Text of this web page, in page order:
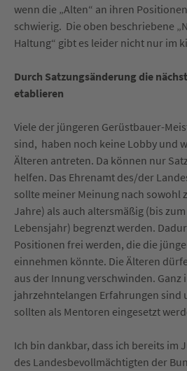
wenn die „Alten“ an ihren
schwierig. Die oben beschriebene „
Haltung“ gibt es leider nicht nur im
Durch Satzungsänderung die
etablieren
Viele der jüngeren Gerüstbauer-
sind, haben noch keine Lobby und
Älteren antreten. Da können nur
helfen. Das Ehrenamt des/der
sollte meiner Meinung nach sowohl
Jahre) als auch altersmäßig (bis
Lebensjahr) begrenzt werden.
Positionen frei werden, die die
einnehmen könnte. Die Älteren
aus der Innung verschwinden. Ganz
jahrzehntelangen Erfahrungen sind
sollten als Mentoren eingesetzt
Ich bin dankbar, dass ich bereits im
des Landesbevollmächtigten der